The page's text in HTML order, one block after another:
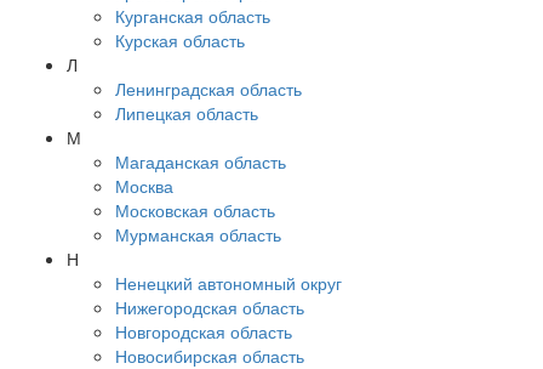
Курганская область
Курская область
Л
Ленинградская область
Липецкая область
М
Магаданская область
Москва
Московская область
Мурманская область
Н
Ненецкий автономный округ
Нижегородская область
Новгородская область
Новосибирская область